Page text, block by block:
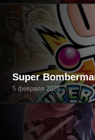
Super
5 февраля 2026